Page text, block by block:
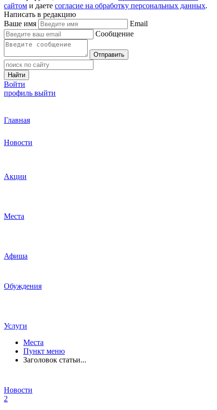
сайтом и даете согласие на обработку персональных данных.
Написать в редакцию
Ваше имя
Email
Сообщение
Отправить
Найти
Войти
профиль выйти
Главная
Новости
Акции
Места
Афиша
Обуждения
Услуги
Места
Пункт меню
Заголовок статьи...
Новости
2